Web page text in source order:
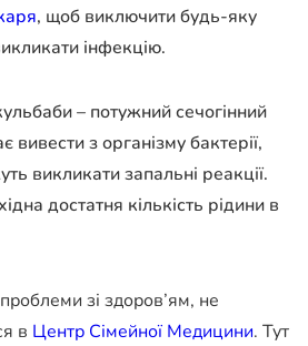
, щоб виключити будь-яку
інфекцію.
– потужний сечогінний
вивести з організму бактерії,
викликати запальні реакції.
достатня кількість рідини в
зі здоров’ям, не
в Центр Сімейної Медицини. Тут